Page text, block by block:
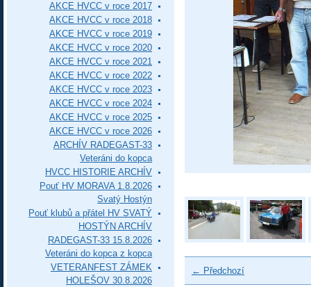
← Předchozí
AKCE HVCC v roce 2017
AKCE HVCC v roce 2018
AKCE HVCC v roce 2019
AKCE HVCC v roce 2020
AKCE HVCC v roce 2021
AKCE HVCC v roce 2022
AKCE HVCC v roce 2023
AKCE HVCC v roce 2024
AKCE HVCC v roce 2025
AKCE HVCC v roce 2026
ARCHÍV RADEGAST-33
Veteráni do kopca
HVCC HISTORIE ARCHÍV
Pouť HV MORAVA 1.8.2026
Svatý Hostýn
Pouť klubů a přátel HV SVATÝ
HOSTÝN ARCHÍV
RADEGAST-33 15.8.2026
Veteráni do kopca z kopca
VETERANFEST ZÁMEK
HOLEŠOV 30.8.2026